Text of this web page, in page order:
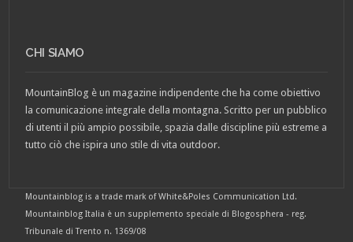
CHI SIAMO
MountainBlog è un magazine indipendente che ha come obiettivo
la comunicazione integrale della montagna. Scritto per un pubblico
di utenti il più ampio possibile, spazia dalle discipline più estreme a
tutto ciò che ispira uno stile di vita outdoor.
Mountainblog is a trade mark of White&Poles Communication Ltd.
Mountainblog Italia è un supplemento speciale di Blogosphera - reg.
Tribunale di Trento n. 1369/08